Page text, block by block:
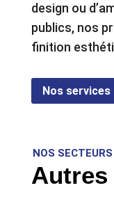
design ou
publics, nos
finition
Nos services
NOS
Autres